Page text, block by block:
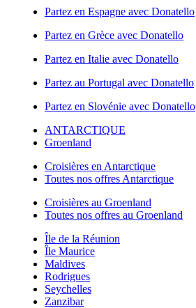
Partez en Espagne avec Donatello
Partez en Grèce avec Donatello
Partez en Italie avec Donatello
Partez au Portugal avec Donatello
Partez en Slovénie avec Donatello
ANTARCTIQUE
Groenland
Croisières en Antarctique
Toutes nos offres Antarctique
Croisières au Groenland
Toutes nos offres au Groenland
Île de la Réunion
Île Maurice
Maldives
Rodrigues
Seychelles
Zanzibar